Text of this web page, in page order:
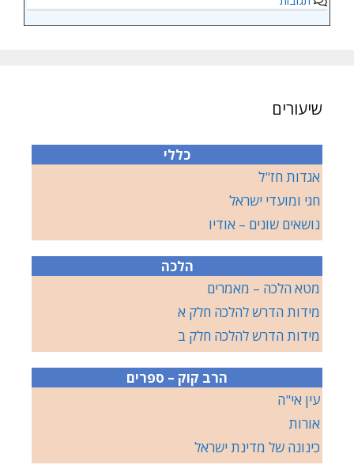
שיעורים
כללי
אגדות חז"ל
חגי ומועדי ישראל
נושאים שונים – אודיו
הלכה
מטא הלכה – מאמרים
מידות הדרש להלכה חלק א
מידות הדרש להלכה חלק ב
הרב קוק – ספרים
עין אי"ה
אורות
כינונה של מדינת ישראל